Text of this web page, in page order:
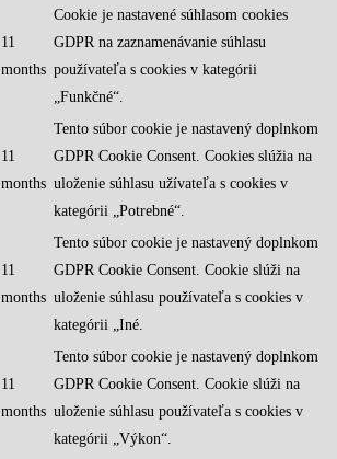
11
months
Cookie je nastavené súhlasom cookies
GDPR na zaznamenávanie súhlasu
používateľa s cookies v kategórii
„Funkčné“.
11
months
Tento súbor cookie je nastavený doplnkom
GDPR Cookie Consent. Cookies slúžia na
uloženie súhlasu užívateľa s cookies v
kategórii „Potrebné“.
11
months
Tento súbor cookie je nastavený doplnkom
GDPR Cookie Consent. Cookie slúži na
uloženie súhlasu používateľa s cookies v
kategórii „Iné.
11
months
Tento súbor cookie je nastavený doplnkom
GDPR Cookie Consent. Cookie slúži na
uloženie súhlasu používateľa s cookies v
kategórii „Výkon“.